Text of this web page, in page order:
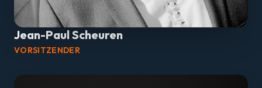
Jean-Paul Scheuren
VORSITZENDER